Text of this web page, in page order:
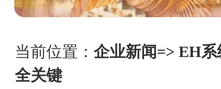
当前位置： 企业新闻=> EH
全关键